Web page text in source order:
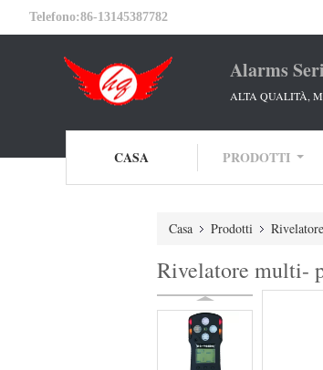
Telefono:86-13145387782
Alarms
ALTA QUALITÀ,
CASA PRODOTTI
Casa Prodotti
Rivelatore multi-